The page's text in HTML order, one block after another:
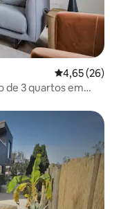
4,65 de uma
4,65 (26)
de 3 quartos em